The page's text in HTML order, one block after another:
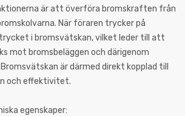
är att överföra bromskraften från
När föraren trycker på
i bromsvätskan, vilket leder till att
mot bromsbeläggen och därigenom
är därmed direkt kopplad till
och effektivitet.
egenskaper: